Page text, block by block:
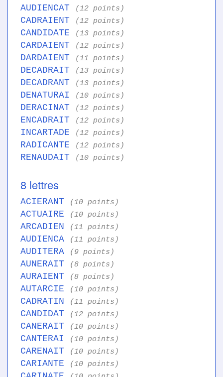
AUDIENCAT (12 points)
CADRAIENT (12 points)
CANDIDATE (13 points)
CARDAIENT (12 points)
DARDAIENT (11 points)
DECADRAIT (13 points)
DECADRANT (13 points)
DENATURAI (10 points)
DERACINAT (12 points)
ENCADRAIT (12 points)
INCARTADE (12 points)
RADICANTE (12 points)
RENAUDAIT (10 points)
8 lettres
ACIERANT (10 points)
ACTUAIRE (10 points)
ARCADIEN (11 points)
AUDIENCA (11 points)
AUDITERA (9 points)
AUNERAIT (8 points)
AURAIENT (8 points)
AUTARCIE (10 points)
CADRATIN (11 points)
CANDIDAT (12 points)
CANERAIT (10 points)
CANTERAI (10 points)
CARENAIT (10 points)
CARIANTE (10 points)